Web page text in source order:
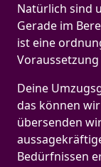
Natürlich sind
Gerade im
ist eine
Deine
das können
übersenden
Bedürfnissen